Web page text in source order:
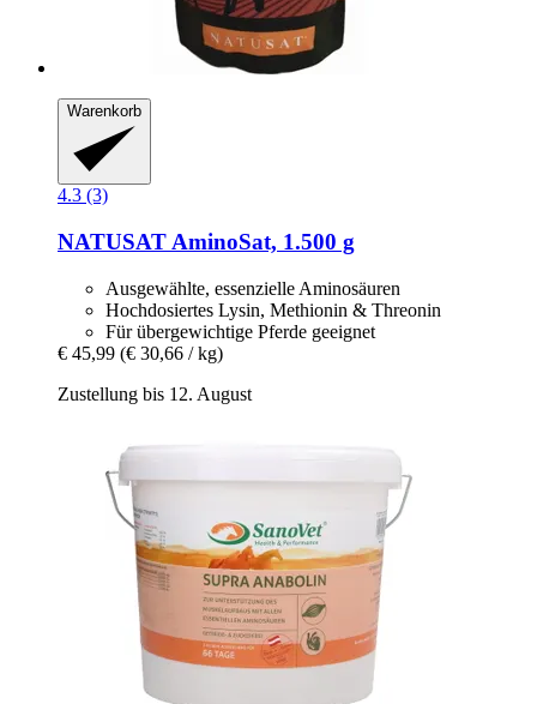
Warenkorb
4.3 (3)
NATUSAT AminoSat, 1.500 g
Ausgewählte, essenzielle Aminosäuren
Hochdosiertes Lysin, Methionin & Threonin
Für übergewichtige Pferde geeignet
€ 45,99 (€ 30,66 / kg)
Zustellung bis 12. August